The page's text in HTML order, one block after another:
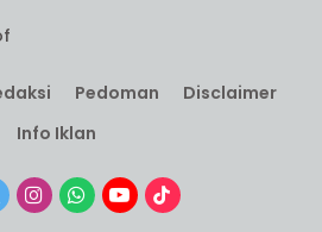
Pedoman
Disclaimer
Info Iklan
InstagramWhatsApp
YouTubeTikTok